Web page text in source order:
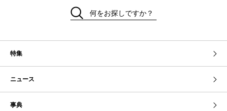
特集
ニュース
事典
何をお探しですか？